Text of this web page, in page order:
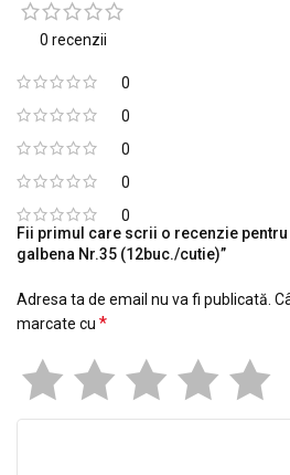
0 recenzii
0
0
0
0
0
Fii primul care scrii o recenzie
galbena Nr.35 (12buc./cutie)”
Adresa ta de email nu va fi publicată.
marcate cu *